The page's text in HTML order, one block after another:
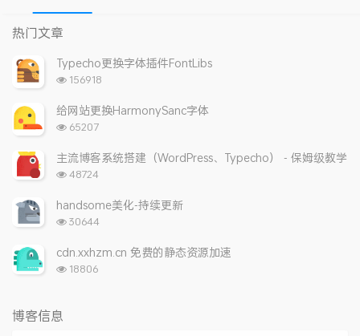
热
门
文
章
论
热门文章
Typecho更换字体插件FontLibs
浏
次
数:
156918
给网站更换HarmonySanc字体
浏
次
数:
65207
主流博客系统搭建（WordPress、Typecho） - 保姆级教学
浏
次
数:
48724
handsome美化-持续更新
浏
次
数:
30644
cdn.xxhzm.cn 免费的静态资源加速
浏
18806
博客信息